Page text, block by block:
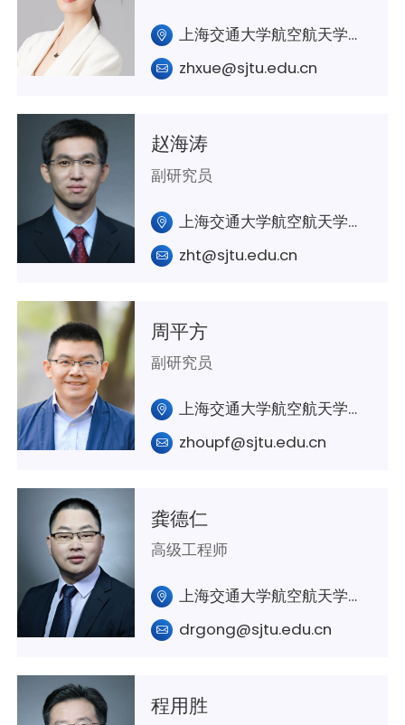
上海交通大学航空航天学院A241室
zhxue@sjtu.edu.cn
赵海涛
副研究员
上海交通大学航空航天学院A305室
zht@sjtu.edu.cn
周平方
副研究员
上海交通大学航空航天学院A325室
zhoupf@sjtu.edu.cn
龚德仁
高级工程师
上海交通大学航空航天学院A420室
drgong@sjtu.edu.cn
程用胜